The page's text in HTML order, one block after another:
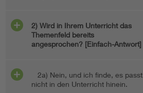
2) Wird in Ihrem Unterricht das
Themenfeld bereits
angesprochen? [Einfach-Antwort]
2a) Nein, und ich finde, es passt
nicht in den Unterricht hinein.